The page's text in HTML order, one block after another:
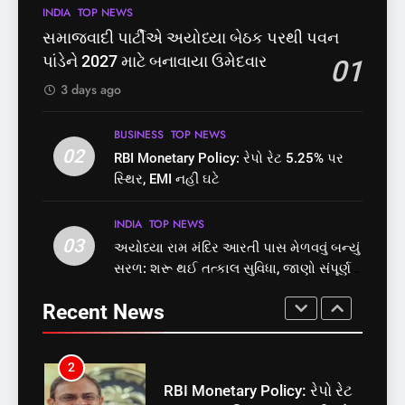
1
સમાજવાદી પાર્ટીએ અયોધ્યા
બેઠક પરથી પવન પાંડેને 2027
2
RBI Monetary Policy: રેપો રેટ
5.25% પર સ્થિર, EMI નહીં ઘટે
3
અયોધ્યા રામ મંદિર આરતી પાસ
મેળવવું બન્યું સરળ: શરૂ થઈ
તત્કાલ સુવિધા, જાણો સંપૂર્ણ
4
‘ગજિની’ અને ‘લગાન’ ફેમ
INDIA TOP NEWS
સમાજવાદી પાર્ટીએ અયોધ્યા બેઠક પરથી પવન
પાંડેને 2027 માટે બનાવાયા ઉમેદવાર
01
3 days ago
02
BUSINESS TOP NEWS
RBI Monetary Policy: રેપો રેટ 5.25% પર
સ્થિર, EMI નહીં ઘટે
03
INDIA TOP NEWS
અયોધ્યા રામ મંદિર આરતી પાસ મેળવવું બન્યું
સરળ: શરૂ થઈ તત્કાલ સુવિધા, જાણો સંપૂર્ણ
Recent News
8
શું તમારું મધ કે ઘી ખરેખર શુદ્ધ
છે? FSSAIએ ડાબરના દાવાઓની
સમાજવાદી પાર્ટીએ અયોધ્યા
બેઠક પરથી પવન પાંડેને 2027
2
RBI Monetary Policy: રેપો રેટ
5.25% પર સ્થિર, EMI નહીં ઘટે
3
અયોધ્યા રામ મંદિર આરતી પાસ